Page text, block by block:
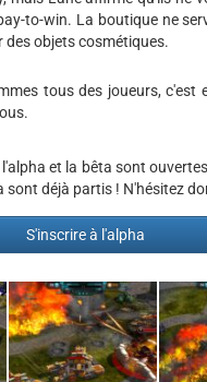
to-win. La boutique ne
des objets cosmétiques.
tous des joueurs, c'est
et la bêta sont
sont déjà partis ! N'hésitez
S'inscrire à l'alpha